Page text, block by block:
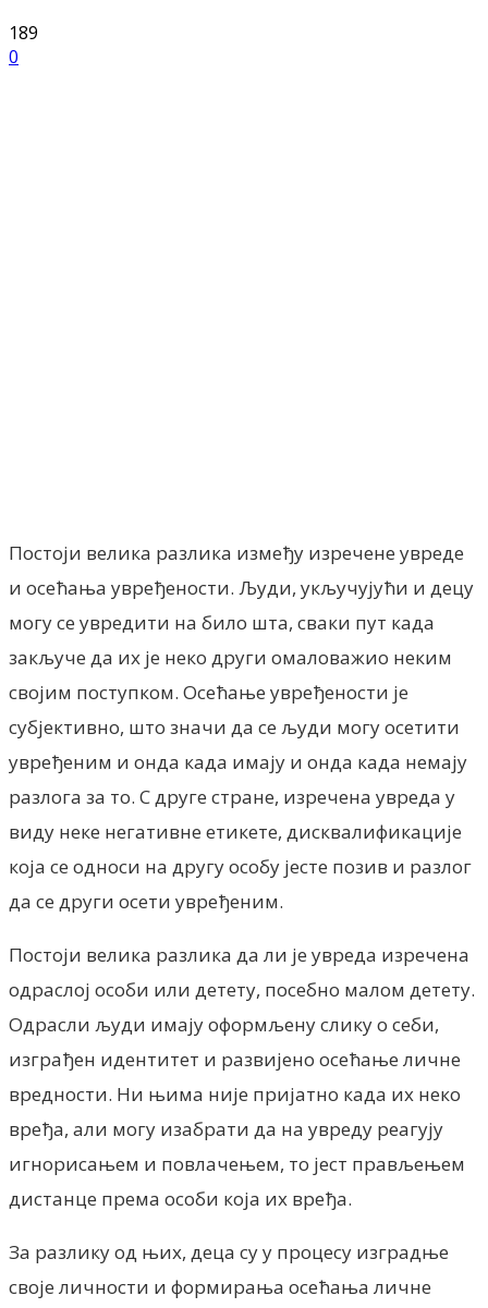
189
0
Постоји велика разлика између изречене увреде
и осећања увређености. Људи, укључујући и децу
могу се увредити на било шта, сваки пут када
закључе да их је неко други омаловажио неким
својим поступком. Осећање увређености је
субјективно, што значи да се људи могу осетити
увређеним и онда када имају и онда када немају
разлога за то. С друге стране, изречена увреда у
виду неке негативне етикете, дисквалификације
која се односи на другу особу јесте позив и разлог
да се други осети увређеним.
Постоји велика разлика да ли је увреда изречена
одраслој особи или детету, посебно малом детету.
Одрасли људи имају оформљену слику о себи,
изграђен идентитет и развијено осећање личне
вредности. Ни њима није пријатно када их неко
вређа, али могу изабрати да на увреду реагују
игнорисањем и повлачењем, то јест прављењем
дистанце према особи која их вређа.
За разлику од њих, деца су у процесу изградње
своје личности и формирања осећања личне